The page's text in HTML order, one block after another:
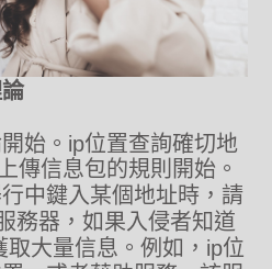
始。ip位置查詢確切地
傳信息包的規則開始。
中鍵入某個地址時，請
務器，如果入侵者知道
大量信息。例如，ip位